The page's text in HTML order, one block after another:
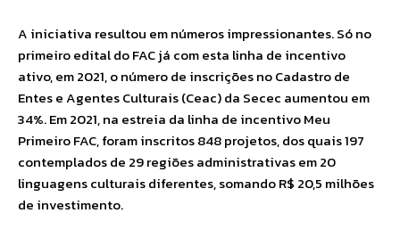
A iniciativa resultou em números impressionantes. Só no
primeiro edital do FAC já com esta linha de incentivo
ativo, em 2021, o número de inscrições no Cadastro de
Entes e Agentes Culturais (Ceac) da Secec aumentou em
34%. Em 2021, na estreia da linha de incentivo Meu
Primeiro FAC, foram inscritos 848 projetos, dos quais 197
contemplados de 29 regiões administrativas em 20
linguagens culturais diferentes, somando R$ 20,5 milhões
de investimento.